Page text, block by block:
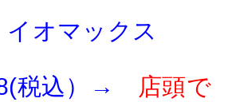
イオマックス
税込）→
店頭で